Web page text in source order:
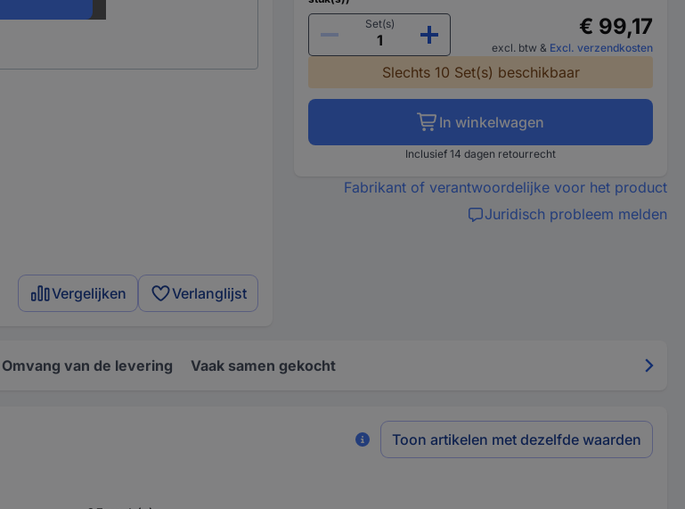
Vergelijken Verlanglijst
Set(s)
€ 99,17
excl. btw & Excl. verzendkosten
Slechts 10 Set(s) beschikbaar
In winkelwagen
Inclusief 14 dagen retourrecht
Fabrikant of verantwoordelijke voor het product
Juridisch probleem melden
Omvang van de levering Vaak samen gekocht
Toon artikelen met dezelfde waarden